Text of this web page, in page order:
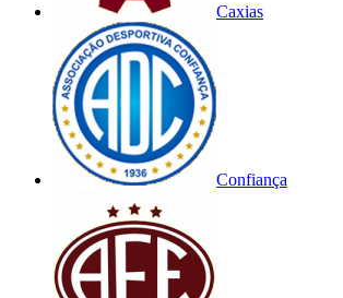
Caxias
Confiança